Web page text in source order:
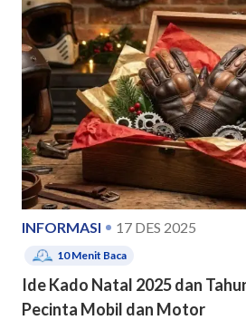
INFORMASI 17 DES 2025
10Menit Baca
Ide Kado Natal 2025 dan
Pecinta Mobil dan Motor